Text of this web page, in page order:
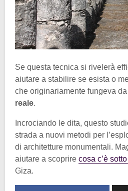
Se questa tecnica si rivelerà
aiutare a stabilire se esista o
che originariamente fungeva da
reale.
Incrociando le dita, questo
strada a nuovi metodi per
di architetture monumentali.
aiutare a scoprire cosa c’è
Giza.